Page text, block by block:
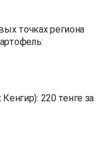
точках региона
220 тенге за